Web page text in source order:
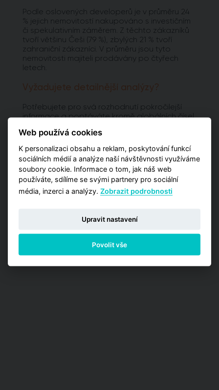
Podle oslovených developerů je v průměru 24
% jejich nemovitostí nakupováno s investičním
či spekulativním záměrem. Z těchto zákazníků
tvoří většinu Češi (79 %), zbylých 21 % tvoří
zahraniční zákazníci. V průměru jsou tyto
nemovitosti majiteli prodávány po čtyřech
letech.
Vyžadujete detailnější analýzy?
Potřebujete pro svá rozhodnutí pokročilejší
informace a poptáváte kromě globálních čísel
pražských lokalit? Vyzkoušejte naší aplikaci
Analýzy trhu, kde máte příležitost zakoupit
jednu z detailních analýz vypracovaných pro
jednotlivé městské obvody.
PŘEJÍT NA ANALÝZY
Web používá cookies
K personalizaci obsahu a reklam, poskytování funkcí
sociálních médií a analýze naší návštěvnosti využíváme
soubory cookie. Informace o tom, jak náš web
používáte, sdílíme se svými partnery pro sociální
média, inzerci a analýzy.Zobrazit podrobnosti
Upravit nastavení
Povolit vše